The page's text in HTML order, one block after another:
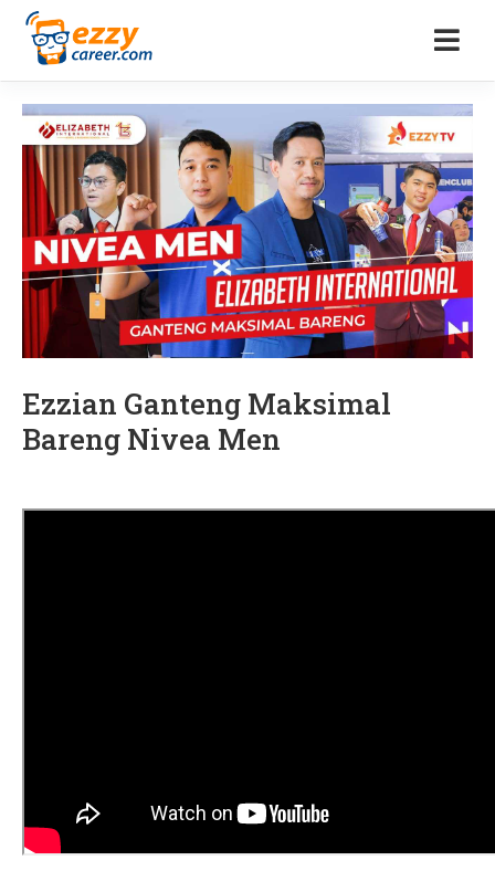
Ezzian Ganteng Maksimal
Bareng Nivea Men